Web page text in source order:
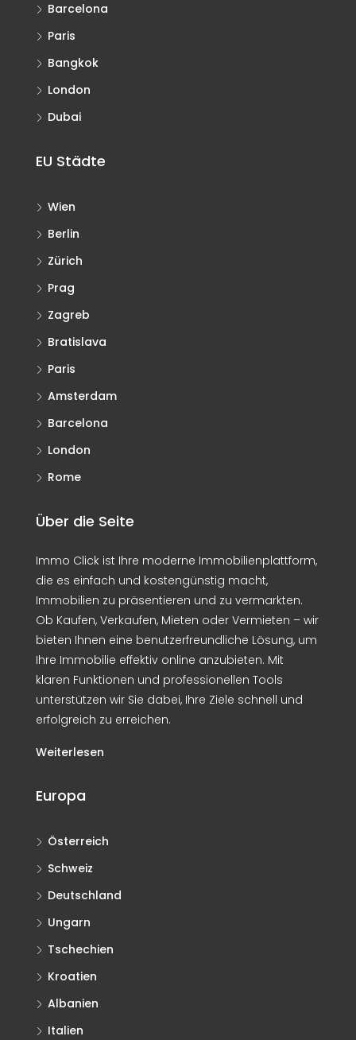
Barcelona
Paris
Bangkok
London
Dubai
EU Städte
Wien
Berlin
Zürich
Prag
Zagreb
Bratislava
Paris
Amsterdam
Barcelona
London
Rome
Über die Seite
Immo Click ist Ihre moderne Immobilienplattform,
die es einfach und kostengünstig macht,
Immobilien zu präsentieren und zu vermarkten.
Ob Kaufen, Verkaufen, Mieten oder Vermieten – wir
bieten Ihnen eine benutzerfreundliche Lösung, um
Ihre Immobilie effektiv online anzubieten. Mit
klaren Funktionen und professionellen Tools
unterstützen wir Sie dabei, Ihre Ziele schnell und
erfolgreich zu erreichen.
Weiterlesen
Europa
Österreich
Schweiz
Deutschland
Ungarn
Tschechien
Kroatien
Albanien
Italien